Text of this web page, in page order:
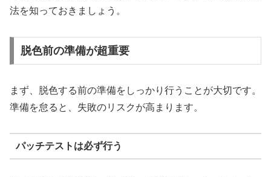
法を知っておきましょう。
脱色前の準備が超重要
まず、脱色する前の準備をしっかり行うことが大切です。
準備を怠ると、失敗のリスクが高まります。
パッチテストは必ず行う